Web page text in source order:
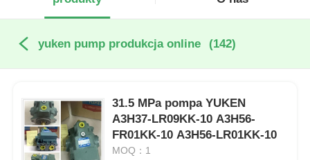
yuken pump produkcja online (142)
31.5 MPa pompa YUKEN
A3H37-LR09KK-10 A3H56-
FR01KK-10 A3H56-LR01KK-10
MOQ：1